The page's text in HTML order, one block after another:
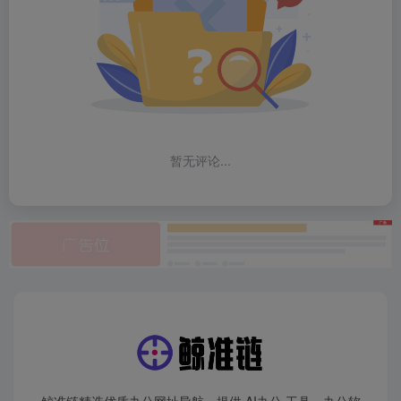
暂无评论...